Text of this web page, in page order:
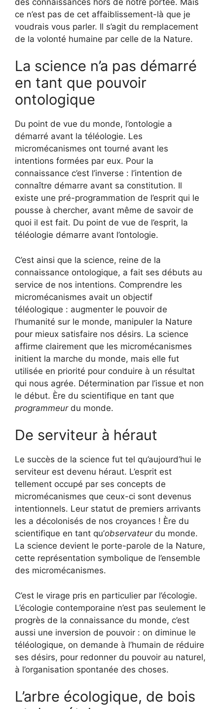
ce n’est pas de cet affaiblissement-là que je
voudrais vous parler. Il s’agit du remplacement
de la volonté humaine par celle de la Nature.
La science n’a pas démarré
en tant que pouvoir
ontologique
Du point de vue du monde, l’ontologie a
démarré avant la téléologie. Les
micromécanismes ont tourné avant les
intentions formées par eux. Pour la
connaissance c’est l’inverse : l’intention de
connaître démarre avant sa constitution. Il
existe une pré-programmation de l’esprit qui le
pousse à chercher, avant même de savoir de
quoi il est fait. Du point de vue de l’esprit, la
téléologie démarre avant l’ontologie.
C’est ainsi que la science, reine de la
connaissance ontologique, a fait ses débuts au
service de nos intentions. Comprendre les
micromécanismes avait un objectif
téléologique : augmenter le pouvoir de
l’humanité sur le monde, manipuler la Nature
pour mieux satisfaire nos désirs. La science
affirme clairement que les micromécanismes
initient la marche du monde, mais elle fut
utilisée en priorité pour conduire à un résultat
qui nous agrée. Détermination par l’issue et non
le début. Ère du scientifique en tant que
programmeurdu monde.
De serviteur à héraut
Le succès de la science fut tel qu’aujourd’hui le
serviteur est devenu héraut. L’esprit est
tellement occupé par ses concepts de
micromécanismes que ceux-ci sont devenus
intentionnels. Leur statut de premiers arrivants
les a décolonisés de nos croyances ! Ère du
scientifique en tant qu’observateurdu monde.
La science devient le porte-parole de la Nature,
cette représentation symbolique de l’ensemble
des micromécanismes.
C’est le virage pris en particulier par l’écologie.
L’écologie contemporaine n’est pas seulement le
progrès de la connaissance du monde, c’est
aussi une inversion de pouvoir : on diminue le
téléologique, on demande à l’humain de réduire
ses désirs, pour redonner du pouvoir au naturel,
à l’organisation spontanée des choses.
L’arbre écologique, de bois